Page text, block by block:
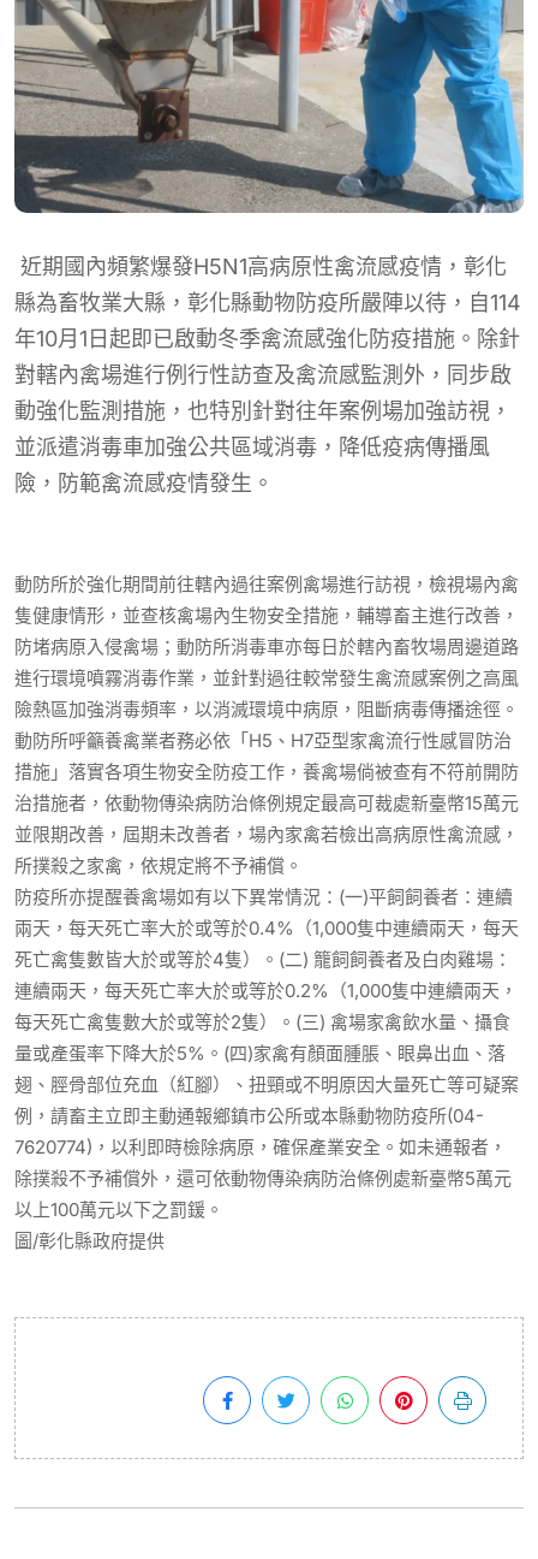
近期國內頻繁爆發H5N1高病原性禽流感疫情，彰化
縣為畜牧業大縣，彰化縣動物防疫所嚴陣以待，自114
年10月1日起即已啟動冬季禽流感強化防疫措施。除針
對轄內禽場進行例行性訪查及禽流感監測外，同步啟
動強化監測措施，也特別針對往年案例場加強訪視，
並派遣消毒車加強公共區域消毒，降低疫病傳播風
險，防範禽流感疫情發生。
動防所於強化期間前往轄內過往案例禽場進行訪視，檢視場內禽
隻健康情形，並查核禽場內生物安全措施，輔導畜主進行改善，
防堵病原入侵禽場；動防所消毒車亦每日於轄內畜牧場周邊道路
進行環境噴霧消毒作業，並針對過往較常發生禽流感案例之高風
險熱區加強消毒頻率，以消滅環境中病原，阻斷病毒傳播途徑。
動防所呼籲養禽業者務必依「H5、H7亞型家禽流行性感冒防治
措施」落實各項生物安全防疫工作，養禽場倘被查有不符前開防
治措施者，依動物傳染病防治條例規定最高可裁處新臺幣15萬元
並限期改善，屆期未改善者，場內家禽若檢出高病原性禽流感，
所撲殺之家禽，依規定將不予補償。
防疫所亦提醒養禽場如有以下異常情況：(一)平飼飼養者：連續
兩天，每天死亡率大於或等於0.4%（1,000隻中連續兩天，每天
死亡禽隻數皆大於或等於4隻）。(二) 籠飼飼養者及白肉雞場：
連續兩天，每天死亡率大於或等於0.2%（1,000隻中連續兩天，
每天死亡禽隻數大於或等於2隻）。(三) 禽場家禽飲水量、攝食
量或產蛋率下降大於5%。(四)家禽有顏面腫脹、眼鼻出血、落
翅、脛骨部位充血（紅腳）、扭頸或不明原因大量死亡等可疑案
例，請畜主立即主動通報鄉鎮市公所或本縣動物防疫所(04-
7620774)，以利即時檢除病原，確保產業安全。如未通報者，
除撲殺不予補償外，還可依動物傳染病防治條例處新臺幣5萬元
以上100萬元以下之罰鍰。
圖/彰化縣政府提供